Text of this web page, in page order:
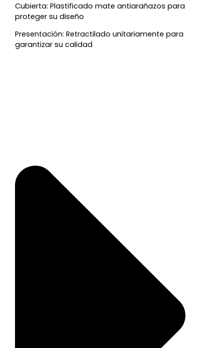
Cubierta: Plastificado mate antiarañazos para
proteger su diseño
Presentación: Retractilado unitariamente para
garantizar su calidad